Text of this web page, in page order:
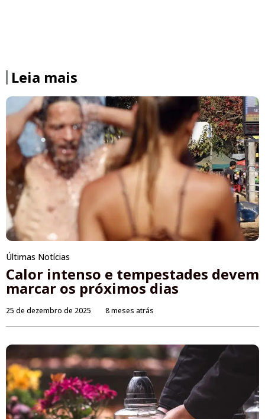
Leia mais
Últimas Notícias
Calor intenso e tempestades devem
marcar os próximos dias
25 de dezembro de 2025 8 meses atrás